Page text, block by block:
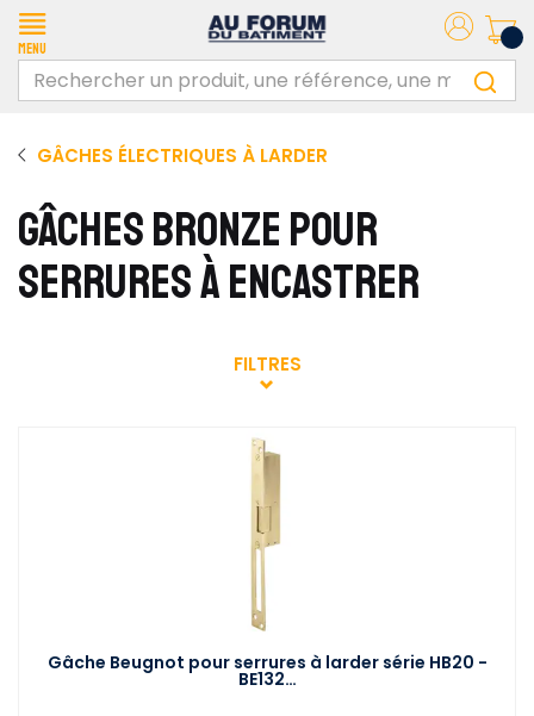
Menu
GÂCHES ÉLECTRIQUES À LARDER
GÂCHES BRONZE POUR
SERRURES À ENCASTRER
FILTRES
Gâche Beugnot pour serrures à larder série HB20 -
BE132…